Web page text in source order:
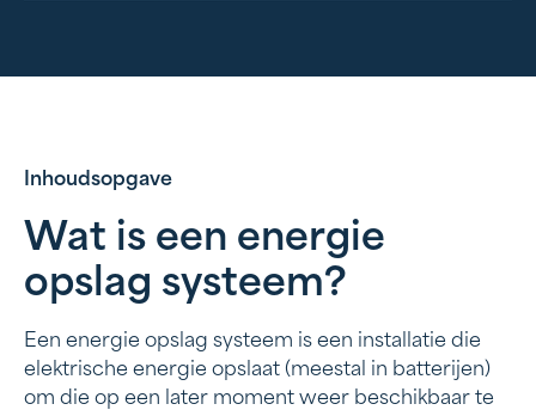
Inhoudsopgave
Wat is een energie opslag systeem?
Waarom kiezen voor een energie opslag systeem?
Hoe werken energie opslag systemen?
De veiligheid van een energie opslag systeem
Wat is een energie
opslag systeem?
Een energie opslag systeem is een installatie die
elektrische energie opslaat (meestal in batterijen)
om die op een later moment weer beschikbaar te